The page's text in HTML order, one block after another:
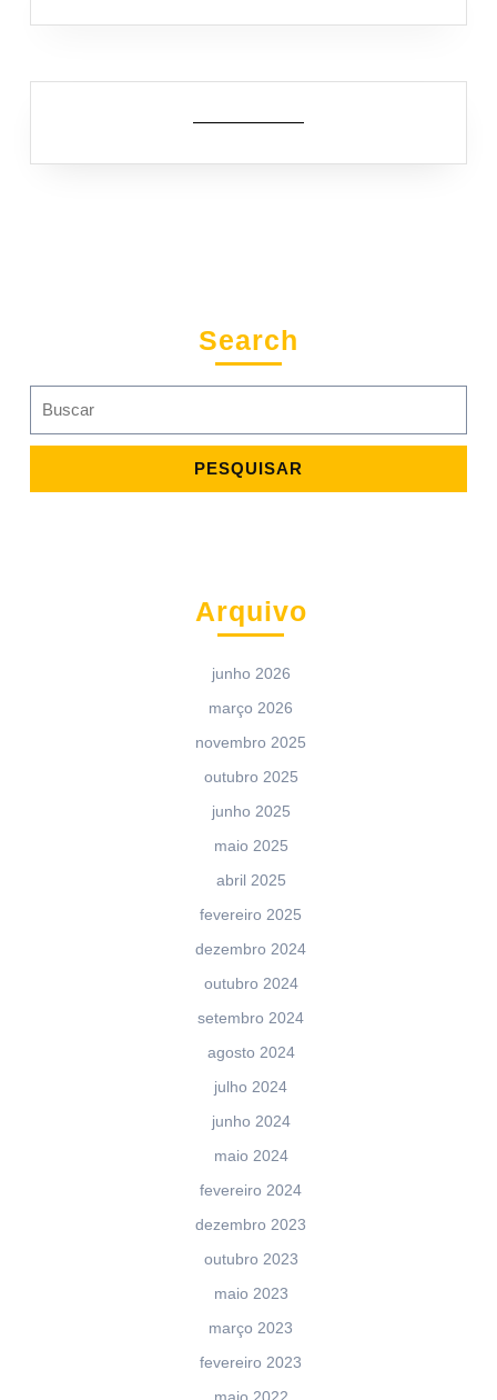
Search
for:
Arquivo
junho 2026
março 2026
novembro 2025
outubro 2025
junho 2025
maio 2025
abril 2025
fevereiro 2025
dezembro 2024
outubro 2024
setembro 2024
agosto 2024
julho 2024
junho 2024
maio 2024
fevereiro 2024
dezembro 2023
outubro 2023
maio 2023
março 2023
fevereiro 2023
maio 2022